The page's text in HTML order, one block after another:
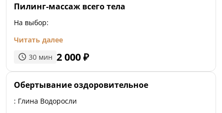
Пилинг-массаж всего тела
На выбор:
Читать далее
30 мин 2 000₽
Обертывание оздоровительное
: Глина Водоросли